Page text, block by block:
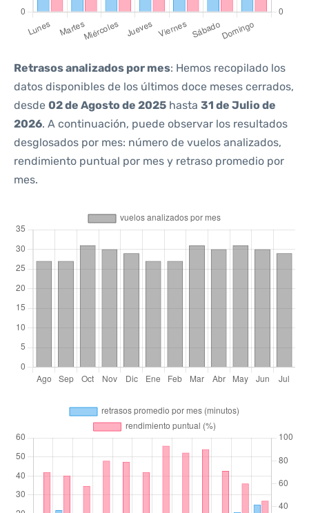
Retrasos analizados por mes: Hemos recopilado los
datos disponibles de los últimos doce meses cerrados,
desde 02 de Agosto de 2025 hasta 31 de Julio de
2026. A continuación, puede observar los resultados
desglosados por mes: número de vuelos analizados,
rendimiento puntual por mes y retraso promedio por
mes.